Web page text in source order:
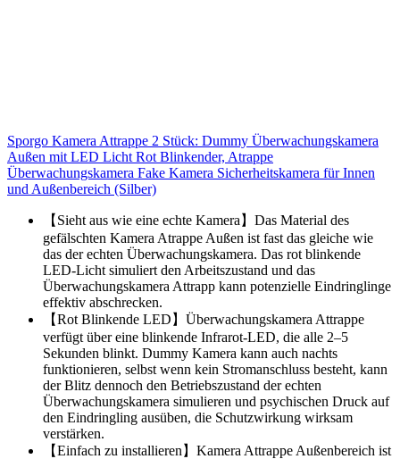
Sporgo Kamera Attrappe 2 Stück: Dummy Überwachungskamera
Außen mit LED Licht Rot Blinkender, Atrappe
Überwachungskamera Fake Kamera Sicherheitskamera für Innen
und Außenbereich (Silber)
【Sieht aus wie eine echte Kamera】Das Material des
gefälschten Kamera Atrappe Außen ist fast das gleiche wie
das der echten Überwachungskamera. Das rot blinkende
LED-Licht simuliert den Arbeitszustand und das
Überwachungskamera Attrapp kann potenzielle Eindringlinge
effektiv abschrecken.
【Rot Blinkende LED】Überwachungskamera Attrappe
verfügt über eine blinkende Infrarot-LED, die alle 2–5
Sekunden blinkt. Dummy Kamera kann auch nachts
funktionieren, selbst wenn kein Stromanschluss besteht, kann
der Blitz dennoch den Betriebszustand der echten
Überwachungskamera simulieren und psychischen Druck auf
den Eindringling ausüben, die Schutzwirkung wirksam
verstärken.
【Einfach zu installieren】Kamera Attrappe Außenbereich ist